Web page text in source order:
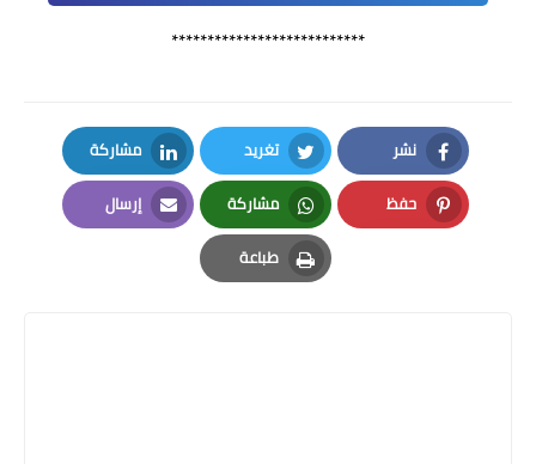
***************************
نشر
Facebook
تغريد
Twitter
مشاركة
LinkedIn
حفظ
Pinterest
مشاركة
Whatsapp
إرسال
Email
طباعة
Print